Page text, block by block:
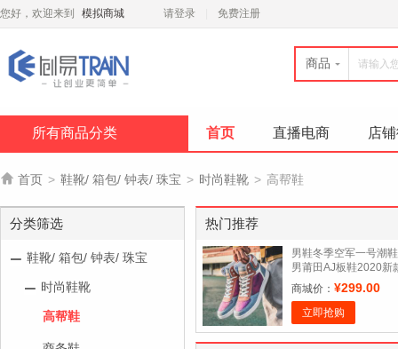
您好，欢迎来到 模拟商城 请登录 免费注册
商品
所有商品分类 首页 直播电商 店
 首页 > 鞋靴/ 箱包/ 钟表/ 珠宝 > 时尚鞋靴 > 高帮鞋
分类筛选
鞋靴/ 箱包/ 钟表/ 珠宝
时尚鞋靴
高帮鞋
热门推荐
男鞋冬季空军一号潮鞋
男莆田AJ板鞋2020新
运动休闲篮球高帮鞋男
商城价： ¥299.00
立即抢购